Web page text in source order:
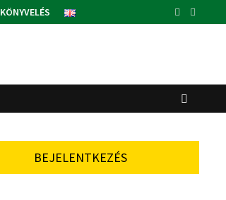
KÖNYVELÉS
BEJELENTKEZÉS